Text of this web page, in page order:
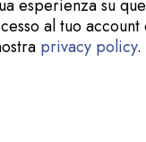
esperienza su
al tuo
privacy policy.